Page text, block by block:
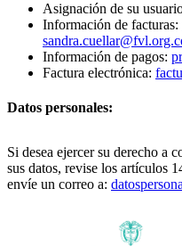
Asignación de su
Información de facturas:
Información de pagos:
Factura electrónica:
Datos personales:
Si desea ejercer su derecho a
sus datos, revise los artículos
envíe un correo a: